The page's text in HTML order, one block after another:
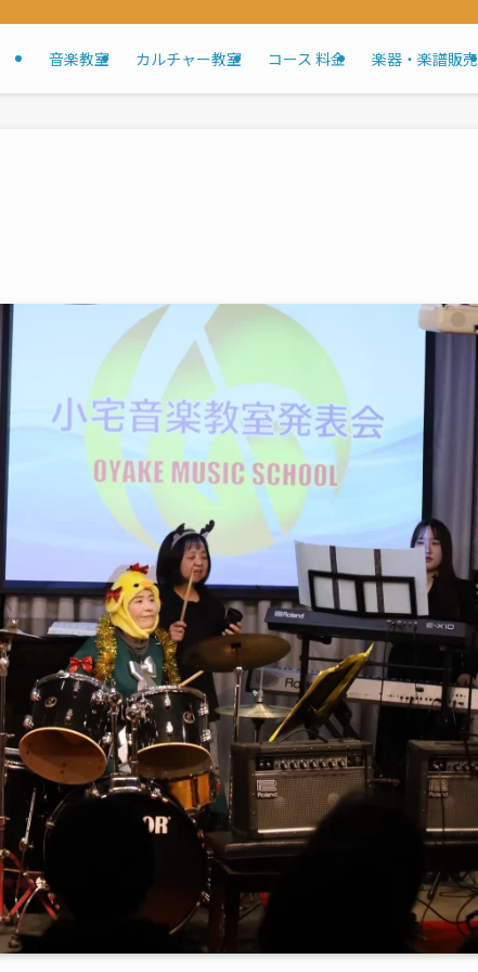
音楽教室 カルチャー教室 コース 料金 楽器・楽譜販売